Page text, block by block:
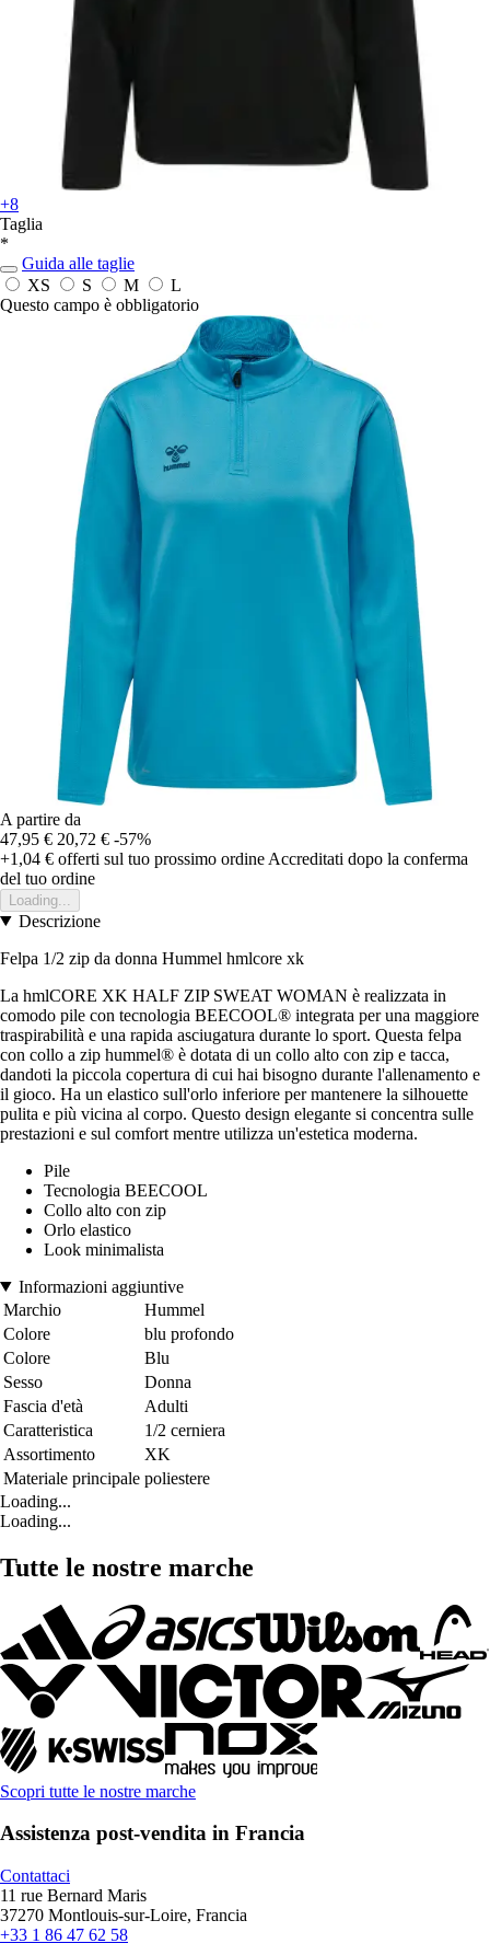
+8
Taglia
*
Guida alle taglie
XS
S M
L
Questo campo è obbligatorio
A partire da
47,95 € 20,72 € -57%
+1,04 € offerti sul tuo prossimo ordine Accreditati dopo la conferma
del tuo ordine
Loading...
Descrizione
Felpa 1/2 zip da donna Hummel hmlcore xk
La hmlCORE XK HALF ZIP SWEAT WOMAN è realizzata in
comodo pile con tecnologia BEECOOL® integrata per una maggiore
traspirabilità e una rapida asciugatura durante lo sport. Questa felpa
con collo a zip hummel® è dotata di un collo alto con zip e tacca,
dandoti la piccola copertura di cui hai bisogno durante l'allenamento e
il gioco. Ha un elastico sull'orlo inferiore per mantenere la silhouette
pulita e più vicina al corpo. Questo design elegante si concentra sulle
prestazioni e sul comfort mentre utilizza un'estetica moderna.
Pile
Tecnologia BEECOOL
Collo alto con zip
Orlo elastico
Look minimalista
Informazioni aggiuntive
Marchio
Hummel
Colore
blu profondo
Colore
Blu
Sesso
Donna
Fascia d'età
Adulti
Caratteristica
1/2 cerniera
Assortimento
XK
Materiale principale poliestere
Loading...
Loading...
Tutte le nostre marche
Scopri tutte le nostre marche
Assistenza post-vendita in Francia
Contattaci
11 rue Bernard Maris
37270 Montlouis-sur-Loire, Francia
+33 1 86 47 62 58